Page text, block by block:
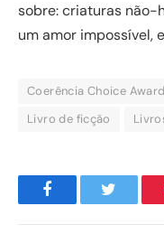
sobre: criaturas não-
um amor impossível,
Coerência Choice
Livro de ficção
Facebook